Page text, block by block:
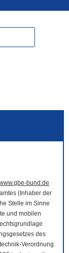
bund.de
(Inhaber der
Stelle im Sinne
und mobilen
des
Verordnung